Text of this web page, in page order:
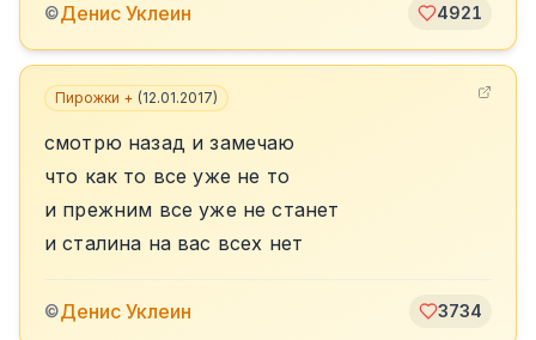
©Денис Уклеин 4921
Пирожки + (12.01.2017)
смотрю назад и замечаю
что как то все уже не то
и прежним все уже не станет
и сталина на вас всех нет
©Денис Уклеин 3734